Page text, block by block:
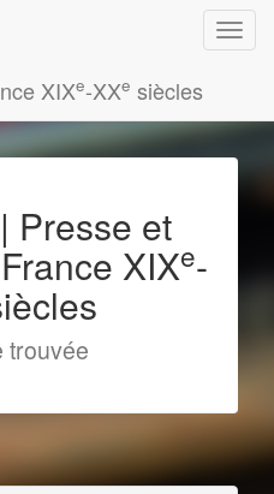
XIXe-XXe siècles
Presse et
XIXe-
trouvée